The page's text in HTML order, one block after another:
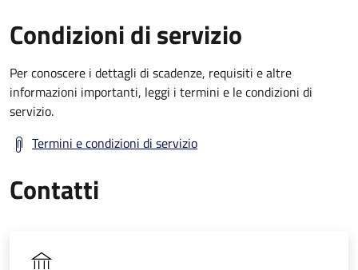
Condizioni di servizio
Per conoscere i dettagli di scadenze, requisiti e altre
informazioni importanti, leggi i termini e le condizioni di
servizio.
Termini e condizioni di servizio
Contatti